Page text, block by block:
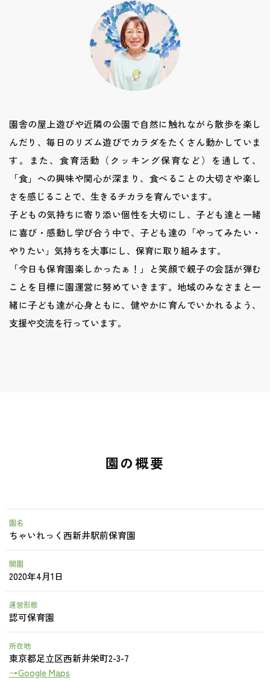
園舎の屋上遊びや近隣の公園で自然に触れながら散歩を楽し
んだり、毎日のリズム遊びでカラダをたくさん動かしていま
す。また、食育活動（クッキング保育など）を通して、
「食」への興味や関心が深まり、食べることの大切さや楽し
さを感じることで、生きるチカラを育んでいます。
子どもの気持ちに寄り添い個性を大切にし、子ども達と一緒
に喜び・感動し学び合う中で、子ども達の「やってみたい・
やりたい」気持ちを大事にし、保育に取り組みます。
「今日も保育園楽しかったぁ！」と笑顔で親子の会話が弾む
ことを目標に園運営に努めていきます。地域のみなさまと一
緒に子ども達が心身ともに、健やかに育んでいかれるよう、
支援や交流を行っています。
園の概要
園名
ちゃいれっく西新井駅前保育園
開園
2020年4月1日
運営形態
認可保育園
所在地
東京都足立区西新井栄町2-3-7
→Google Maps